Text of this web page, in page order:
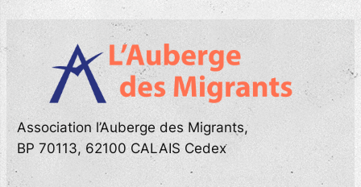
Association l’Auberge des Migrants,
BP 70113, 62100 CALAIS Cedex